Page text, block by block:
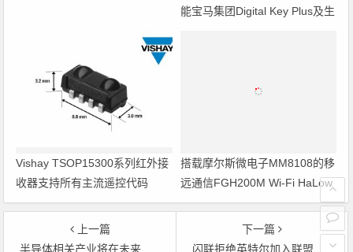
能宝马集团Digital Key Plus及生
Vishay TSOP15300系列红外接
收器支持所有主流遥控代码
搭载摩尔斯微电子MM8108的移
远通信FGH200M Wi-Fi HaLow
模组 现已通过四项国际认证 可
上一篇
半导体相关产业将在未来数年面临巨大变革
下一篇
闪联拒绝英特尔加入联盟 称各自标准互有冲突